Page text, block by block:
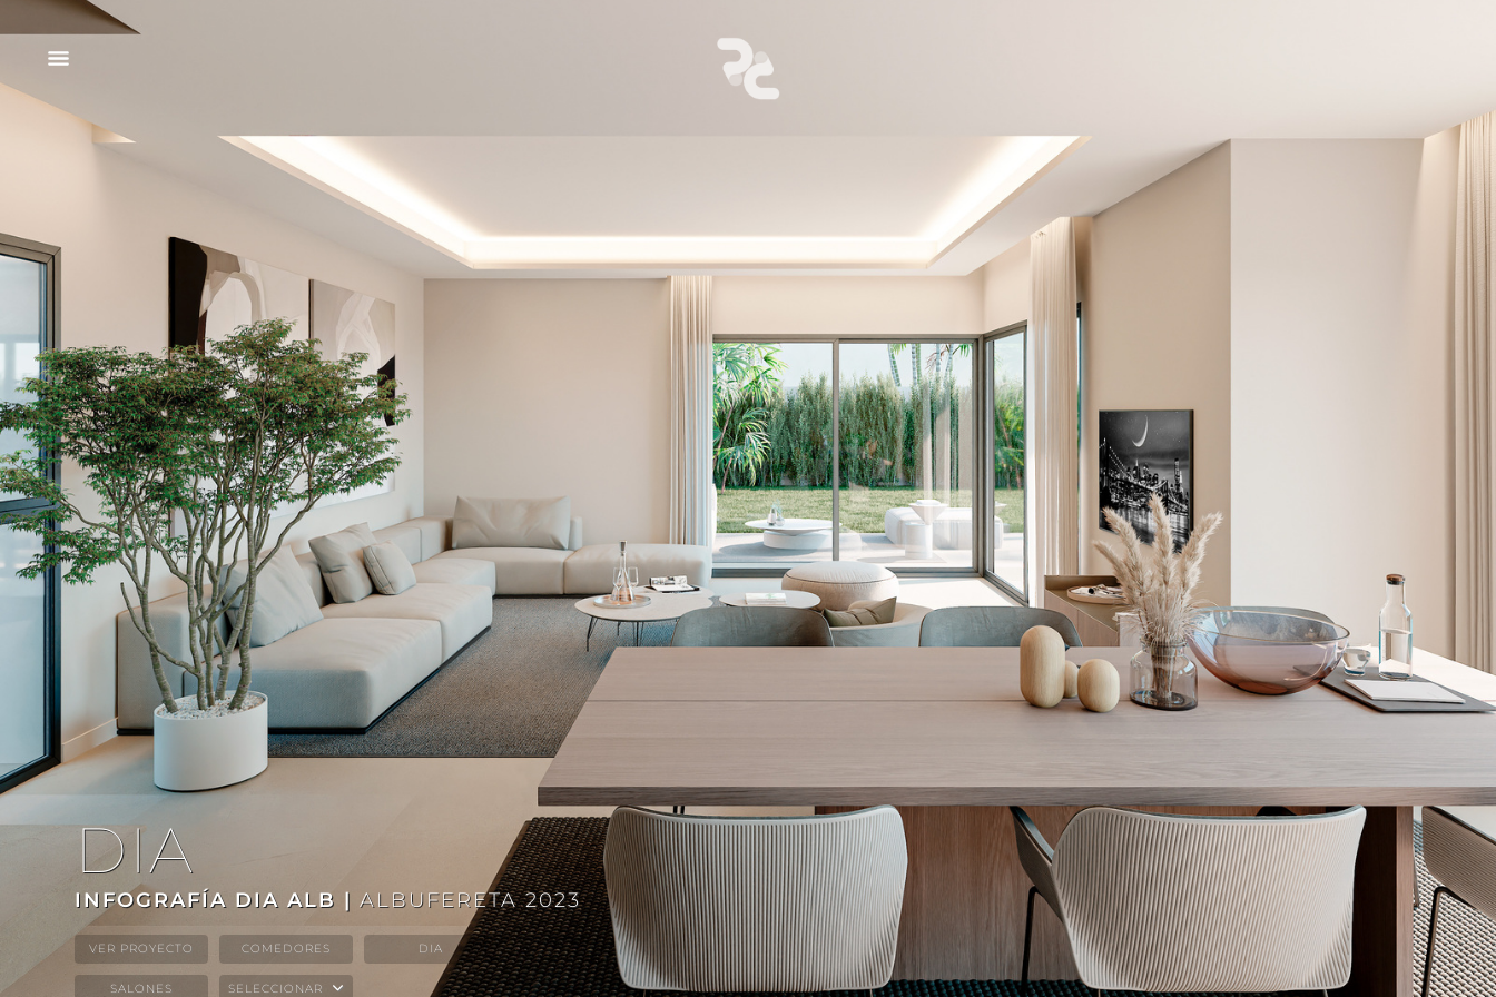
DIA
INFOGRAFÍA DIA ALB |ALBUFERETA 2023
VER PROYECTO COMEDORES DIA
SALONES SELECCIONAR